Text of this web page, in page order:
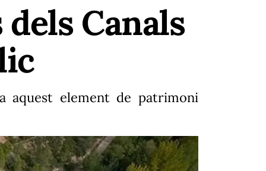
Canals
aquest element de patrimoni